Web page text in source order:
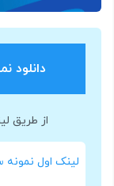
دانلود
از طریق
لینک اول